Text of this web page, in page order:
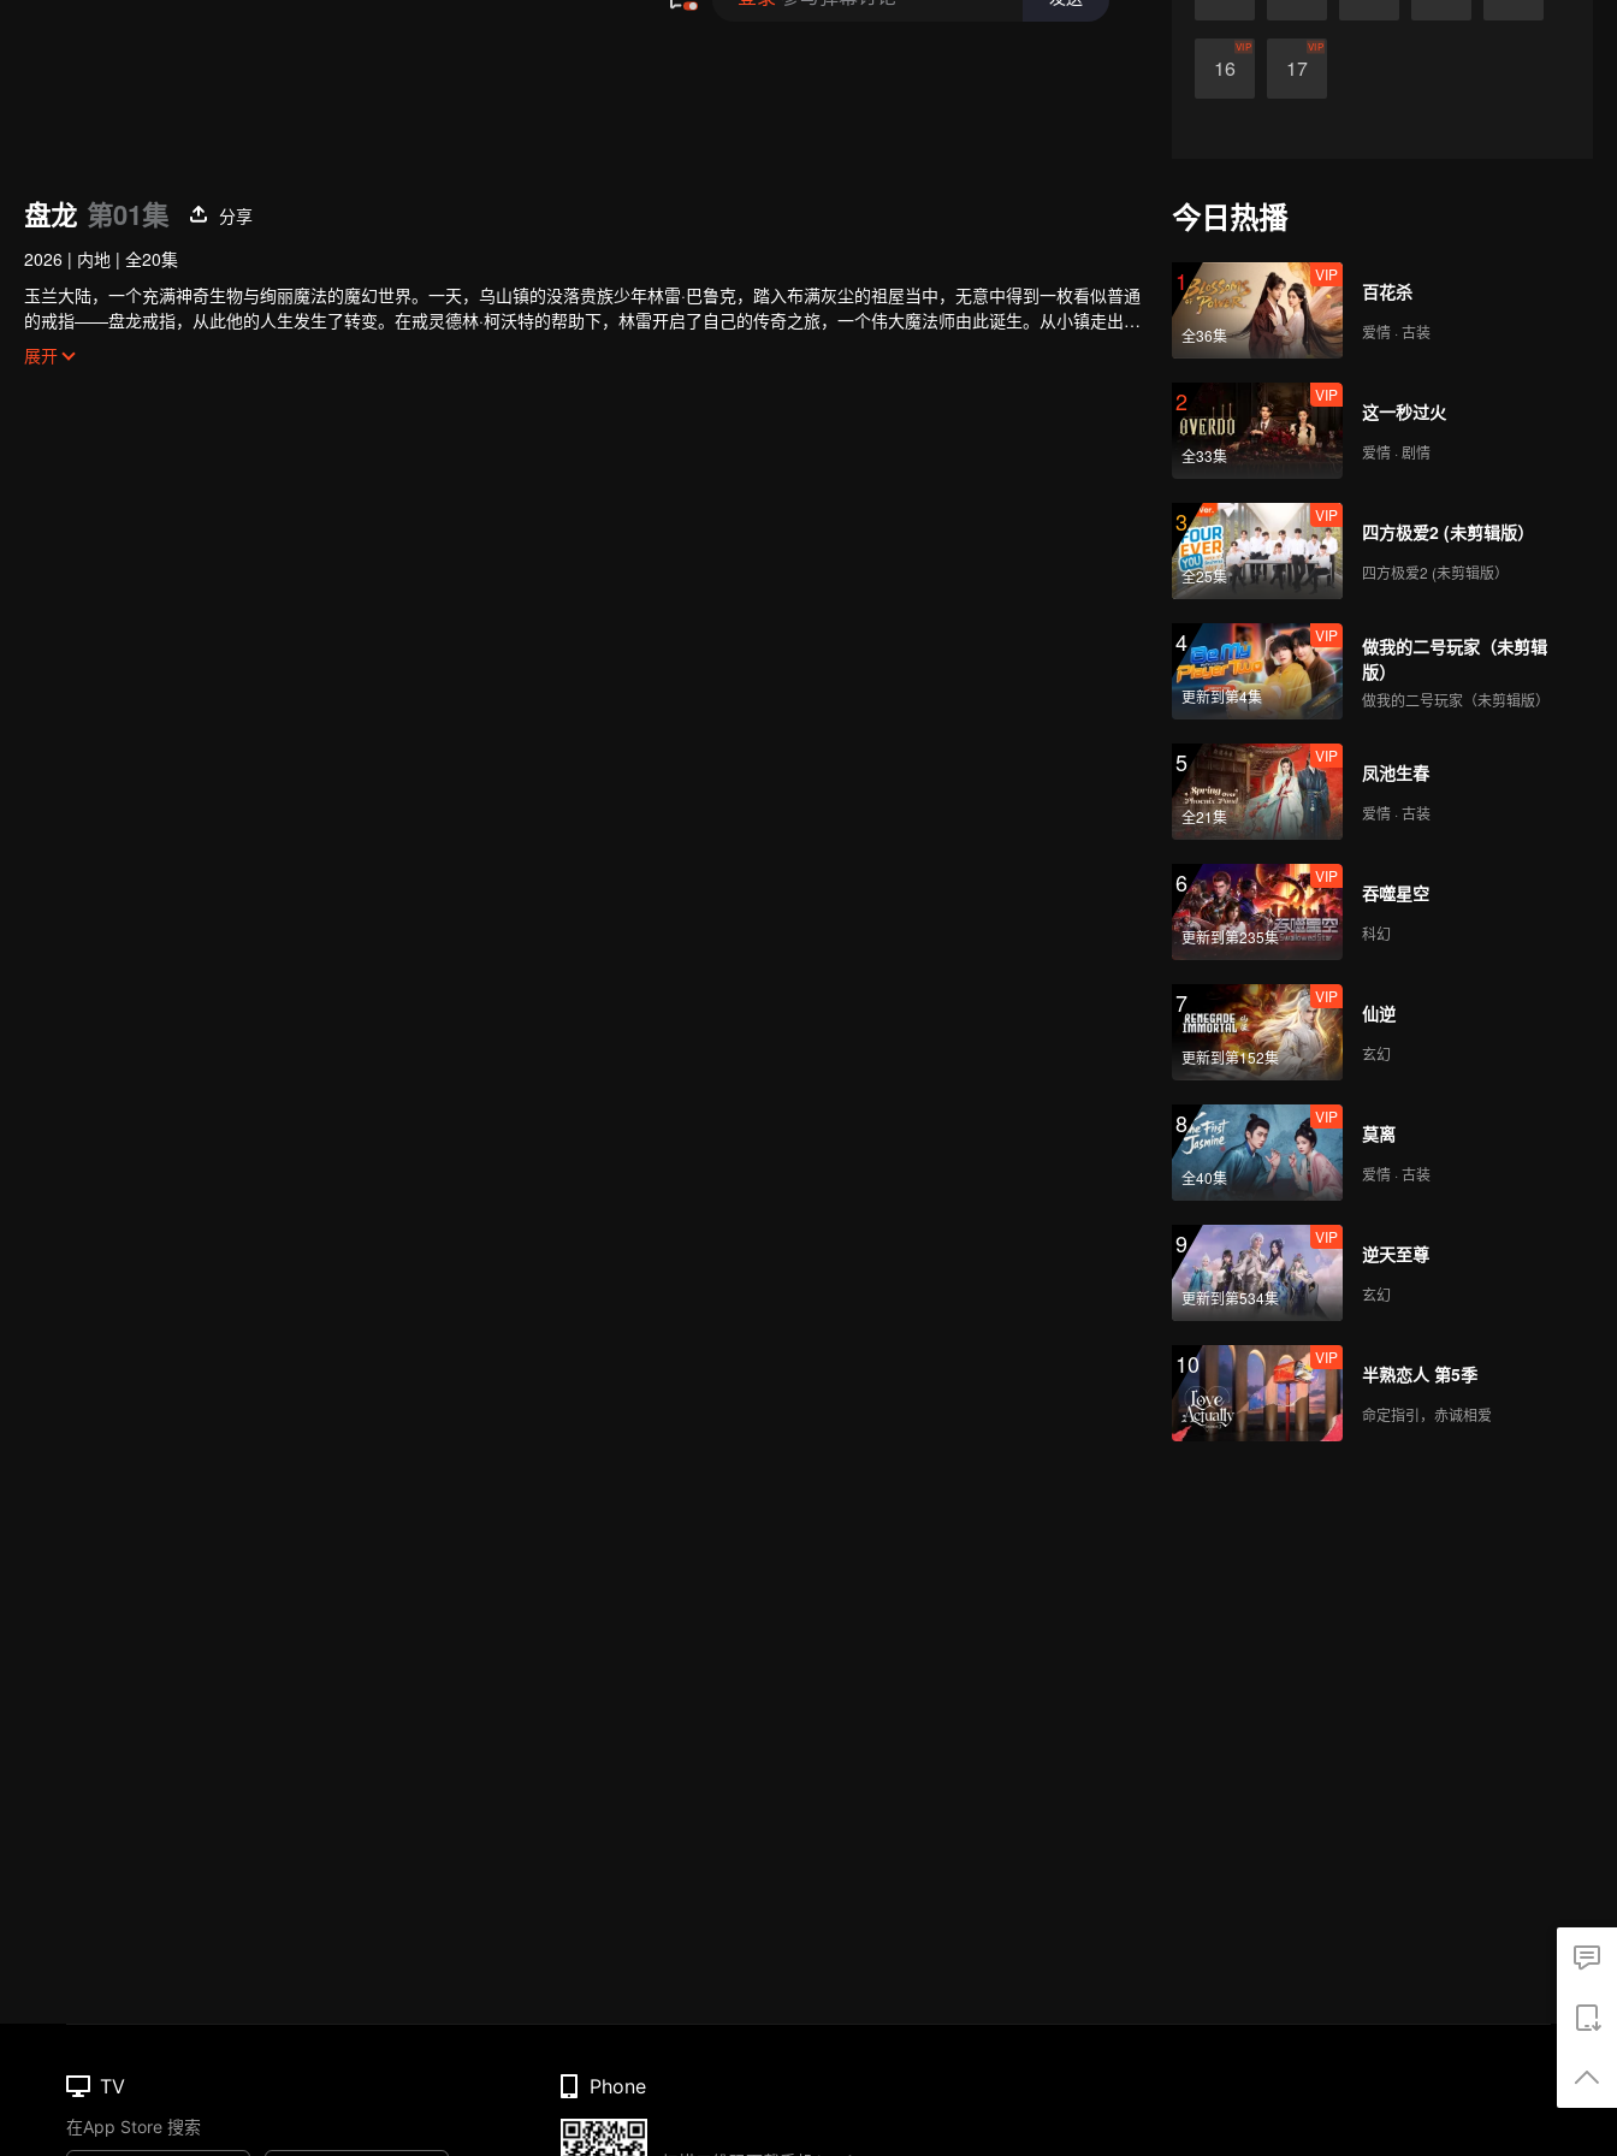
16
VIP
17
VIP
盘龙 第01集
分享
2026 | 内地 | 全20集
玉兰大陆，一个充满神奇生物与绚丽魔法的魔幻世界。一天，乌山镇的没落贵族少年林雷·巴鲁克，踏入布满灰尘的祖屋当中，无意中得到一枚看似普通
的戒指——盘龙戒指，从此他的人生发生了转变。在戒灵德林·柯沃特的帮助下，林雷开启了自己的传奇之旅，一个伟大魔法师由此诞生。从小镇走出的
少年凭着其拼搏奋斗、自强不息的精神，不断迈向更高境界，在一次次游走于生死之间的磨砺中，一步步走向强者巅峰。
展开
今日热播
1
全36集
VIP
百花杀
爱情 · 古装
2
全33集
VIP
这一秒过火
爱情 · 剧情
3
全25集
VIP
四方极爱2 (未剪辑版）
四方极爱2 (未剪辑版）
4
更新到第4集
VIP
做我的二号玩家（未剪辑
版）
做我的二号玩家（未剪辑版）
5
全21集
VIP
凤池生春
爱情 · 古装
6
更新到第235集
VIP
吞噬星空
科幻
7
更新到第152集
VIP
仙逆
玄幻
8
全40集
VIP
莫离
爱情 · 古装
9
更新到第534集
VIP
逆天至尊
玄幻
10 VIP
半熟恋人 第5季
命定指引，赤诚相爱
TV
在App Store 搜索
Phone